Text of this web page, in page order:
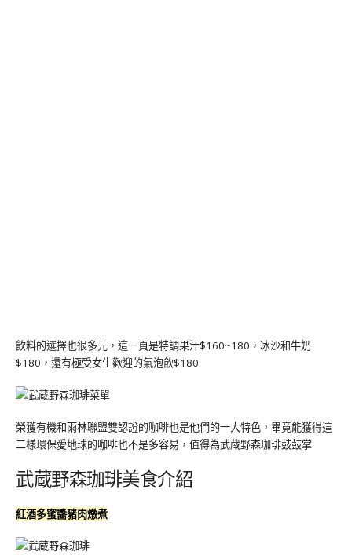
飲料的選擇也很多元，這一頁是特調果汁$160~180，冰沙和牛奶
$180，還有極受女生歡迎的氣泡飲$180
榮獲有機和雨林聯盟雙認證的咖啡也是他們的一大特色，畢竟能獲得這
二樣環保愛地球的咖啡也不是多容易，值得為武蔵野森珈琲鼓鼓掌
武蔵野森珈琲美食介紹
紅酒多蜜醬豬肉燉煮